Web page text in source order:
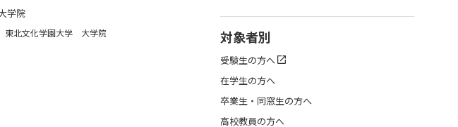
学院
東北文化学園大学 大学院 対象者別
受験生の方へ
在学生の方へ
卒業生・同窓生の方へ
高校教員の方へ